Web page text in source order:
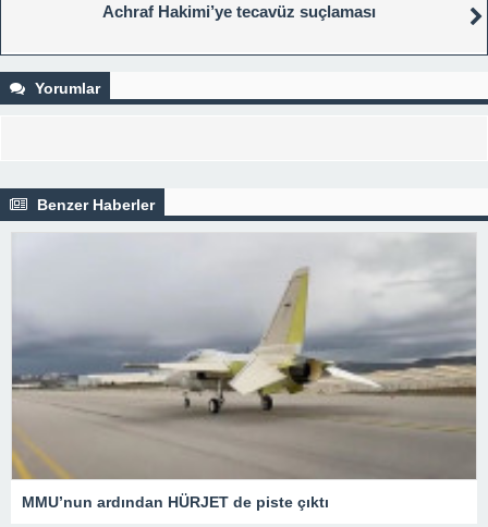
Achraf Hakimi’ye tecavüz suçlaması
Yorumlar
Benzer Haberler
MMU’nun ardından HÜRJET de piste çıktı